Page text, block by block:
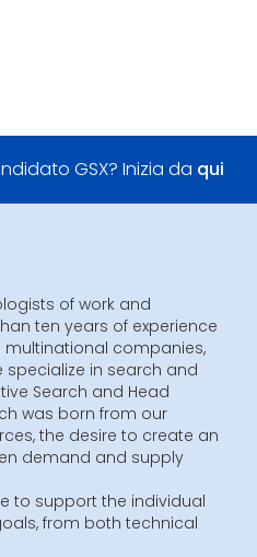
GSX? Inizia da qui
of work and
ten years of experience
multinational companies,
specialize in search and
Search and Head
was born from our
the desire to create an
demand and supply
to support the individual
from both technical